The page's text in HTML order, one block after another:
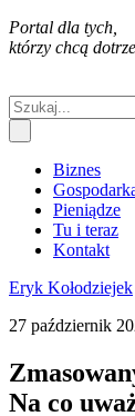
Portal dla tych,
którzy chcą
Biznes
Pieniądze
Tu i teraz
Kontakt
Eryk Kołodziejek
27 październik
Na co